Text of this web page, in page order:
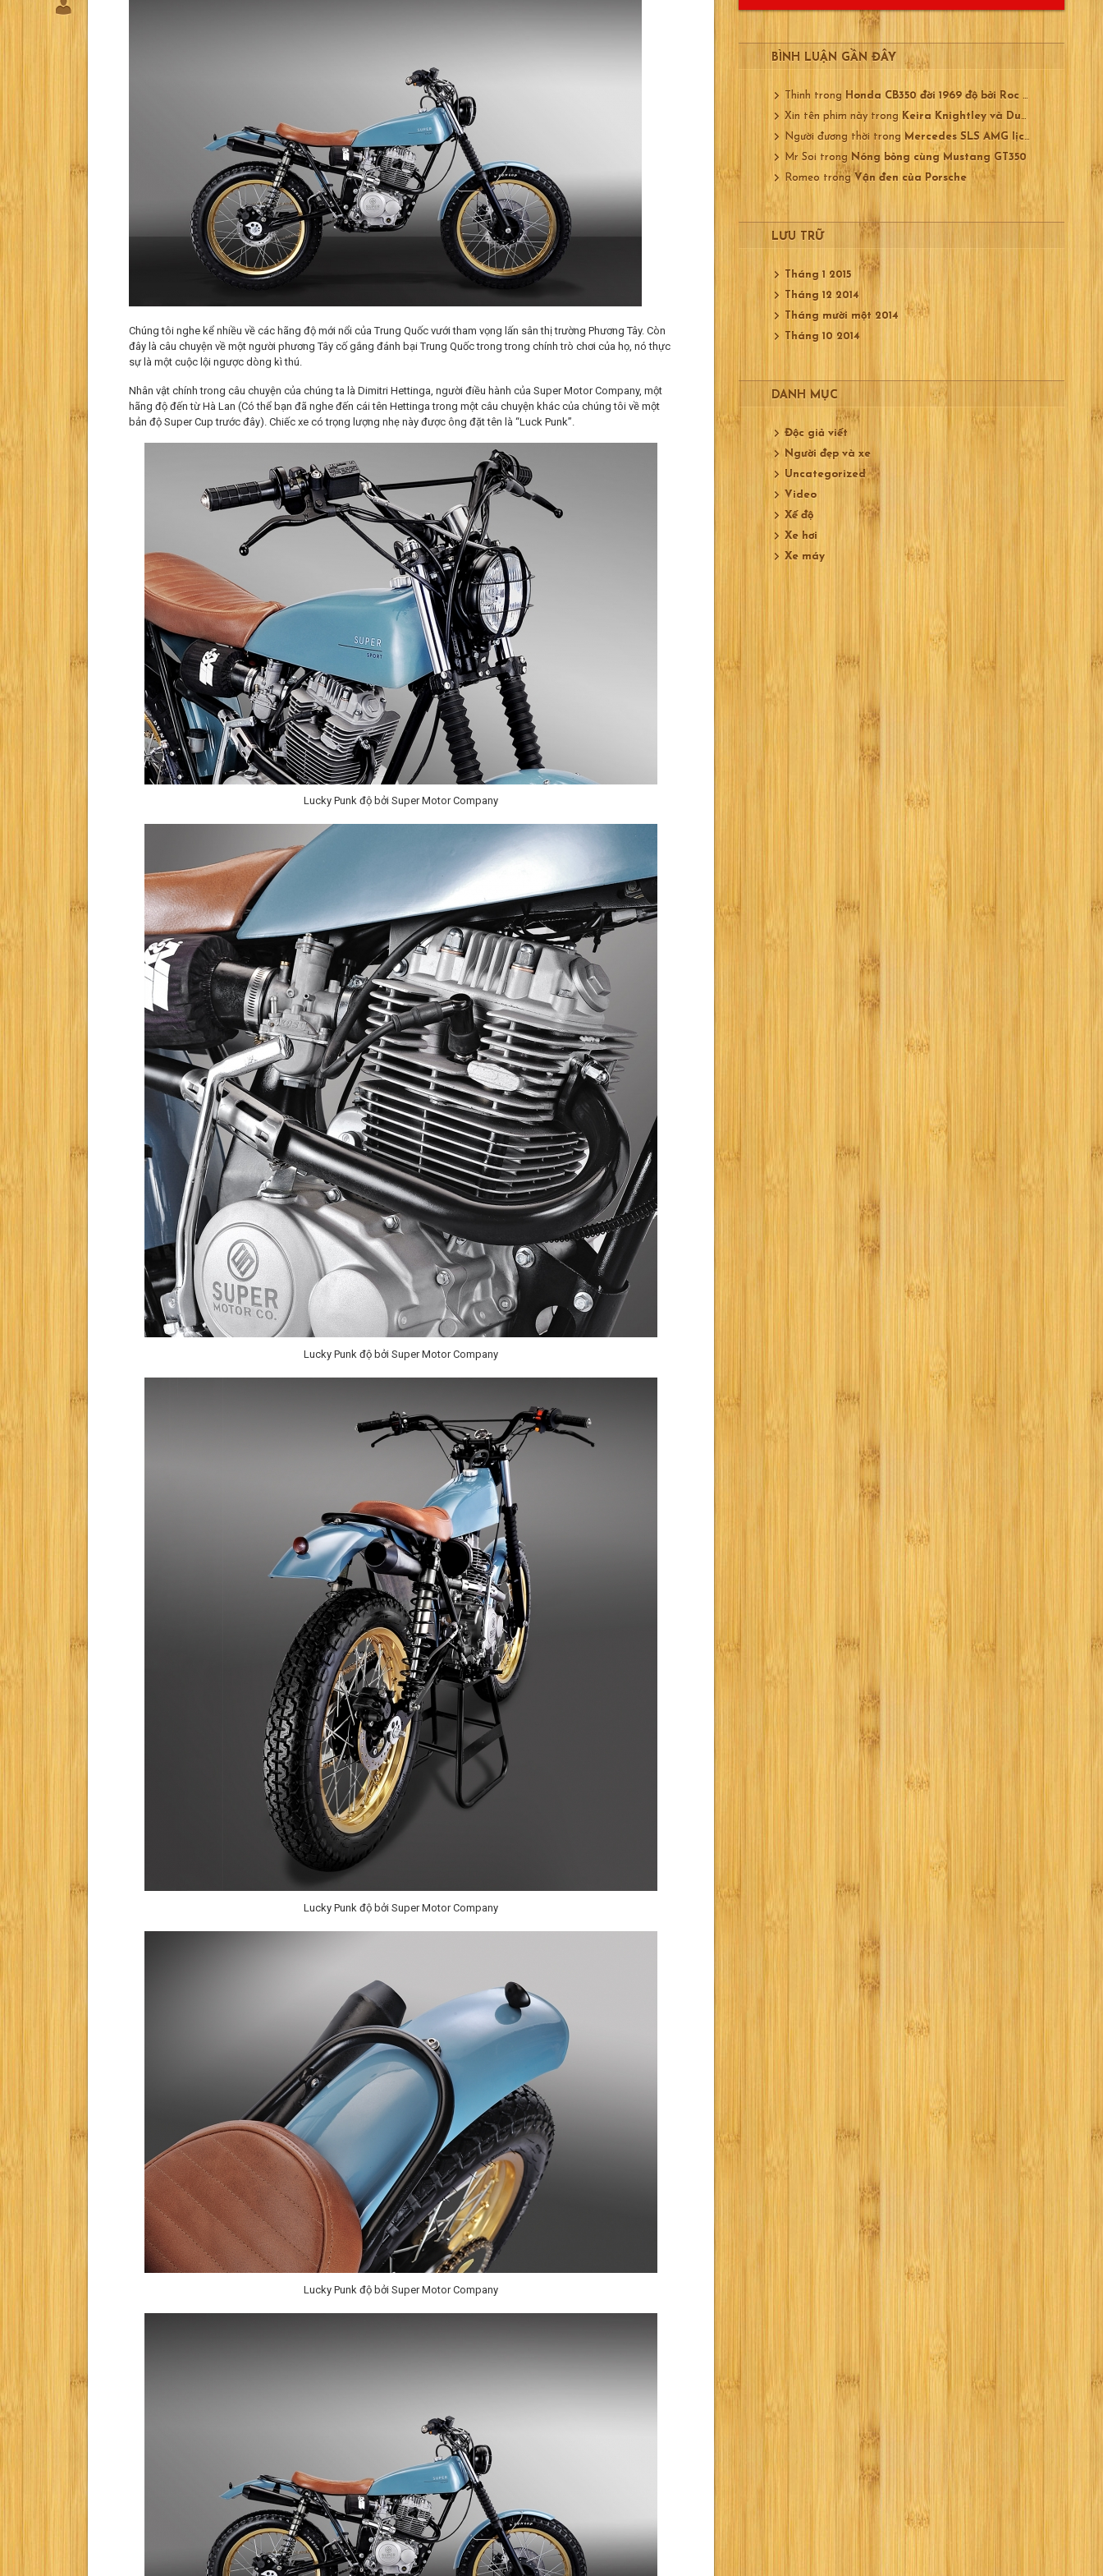
Chúng tôi nghe kể nhiều về các hãng độ mới nổi của Trung Quốc vưới tham vọng lấn sân thị trường Phương Tây. Còn
đây là câu chuyện về một người phương Tây cố gắng đánh bại Trung Quốc trong trong chính trò chơi của họ, nó thực
sự là một cuộc lội ngược dòng kì thú.
Nhân vật chính trong câu chuyện của chúng ta là Dimitri Hettinga, người điều hành của Super Motor Company, một
hãng độ đến từ Hà Lan (Có thể bạn đã nghe đến cái tên Hettinga trong một câu chuyện khác của chúng tôi về một
bản độ Super Cup trước đây). Chiếc xe có trọng lượng nhẹ này được ông đặt tên là “Luck Punk”.
Lucky Punk độ bởi Super Motor Company
Lucky Punk độ bởi Super Motor Company
Lucky Punk độ bởi Super Motor Company
Lucky Punk độ bởi Super Motor Company
BÌNH LUẬN GẦN ĐÂY
Thinh trong
Honda CB350 đời 1969 độ bởi Roc City
Xin tên phim này trong
Keira Knightley và Ducati 750
Người đương thời trong Mercedes SLS AMG lịch lãm
Mr Soi trong Nóng bỏng cùng Mustang GT350
Romeo trongVận đen của Porsche
LƯU TRỮ
Tháng 1 2015
Tháng 12 2014
Tháng mười một 2014
Tháng 10 2014
DANH MỤC
Độc giả viết
Người đẹp và xe
Uncategorized
Video
Xế độ
Xe hơi
Xe máy